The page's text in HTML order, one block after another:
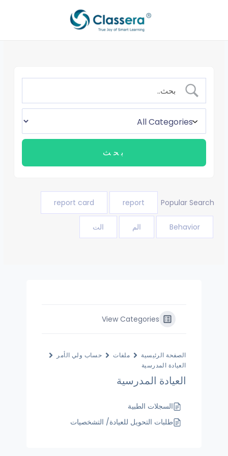
Popular Search
report
report card
Behavior الم الت
View Categories
الصفحة الرئيسية ملفات
حساب ولي الأمر
العيادة المدرسية
العيادة المدرسية
السجلات الطبية
طلبات التحويل للعيادة/ التشخصيات